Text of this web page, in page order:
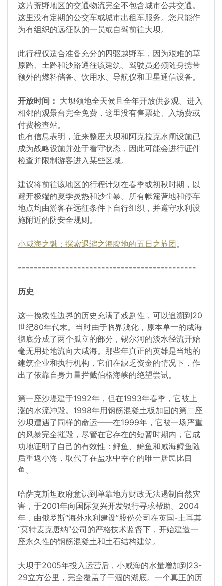
这片荒野地区的交通物流完全不包含城市公共交通。
这里没有定期的公交车或城市出租车服务。您只能作
为有组织的远征队的一员或自驾前往大坝。
此行程仅适合准备充分的四驱越野车，因为艰难的草
原路、土路和沙路通往该建筑。驾驶员必须随身携带
额外的燃料储备、饮用水、导航仪和卫星通信设备。
开放时间： 大坝领地全天候且全年开放供参观。进入
相邻的观景台完全免费，这里没有售票处、入场费或
付费检查站。
也有信息表明，近来整座大坝和阿克拉克水闸设施已
成为战略设施并处于看守状态，因此可能会进行证件
检查并限制游客进入某些区域。
建议将前往该地区的行程计划在春季或初秋时期，以
避开极端的夏季炎热和沙尘暴。所有帐篷营地和停车
地点均由游客在远征条件下自行组织，并遵守水利设
施附近的防安全规则。
小咸海之魅：探索退缩之海腹地的五日之旅团。
---------------------------------------------
历史
这一挽救性边界的历史充满了戏剧性，可以追溯到20
世纪80年代末。当时由于临界浅化，原本单一的咸海
彻底分成了两个孤立的部分，锡尔河的淡水径流开始
毫无用处地流向大咸海。那些年真正的英雄是当地的
建筑企业和执行机构，它们在缺乏资金的情况下，作
出了依靠自身力量拦截伯格海峡的绝望尝试。
第一座沙堤建于1992年，但在1993年春季，它被上
涨的水流冲毁。1998年用钢筋混凝土板加固的第二座
沙坝遭遇了同样的命运——在1999年，它被一场严重
的风暴完全摧毁，尽管在它存在的短暂时期内，它成
功地证明了自己的有效性：鲤鱼、鳊鱼和咸海鲟鱼随
后重返小海，取代了在盐水中幸存的唯一居民比目
鱼。
哈萨克斯坦政府意识到单靠地方财政无法遏制自然灾
害，于2001年向国际复兴开发银行寻求帮助。2004
年，由俄罗斯“海外水利建设”股份公司在英国-土耳其
“莫特麦克唐纳”公司的严格技术监督下，开始建造一
座永久性的钢筋混凝土和土石结构建筑。
大坝于2005年投入运营后，小咸海的水量增加到23-
29立方公里，完全覆盖了干涸的湖底。一个真正的历